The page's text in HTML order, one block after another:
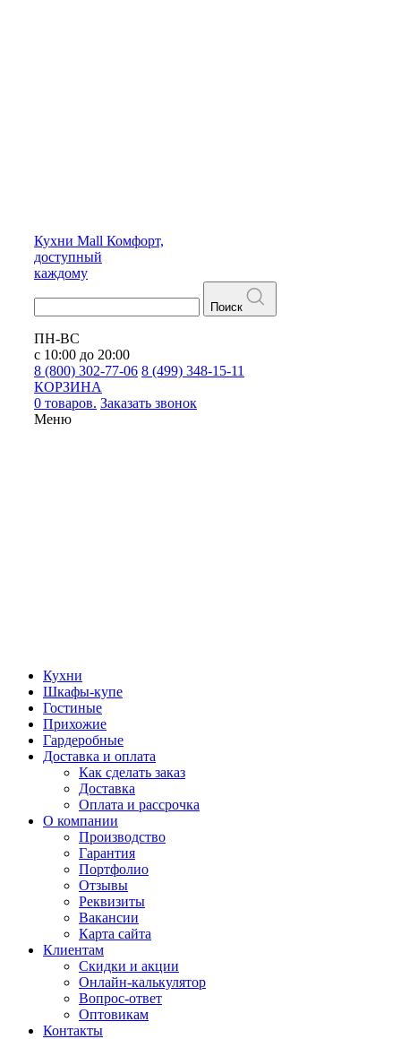
Кухни Mall Комфорт,
доступный
каждому
Поиск
ПН-ВС
с 10:00 до 20:00
8 (800) 302-77-06 8 (499) 348-15-11
КОРЗИНА
0 товаров. Заказать звонок
Меню
Кухни
Шкафы-купе
Гостиные
Прихожие
Гардеробные
Доставка и оплата
Как сделать заказ
Доставка
Оплата и рассрочка
О компании
Производство
Гарантия
Портфолио
Отзывы
Реквизиты
Вакансии
Карта сайта
Клиентам
Скидки и акции
Онлайн-калькулятор
Вопрос-ответ
Оптовикам
Контакты